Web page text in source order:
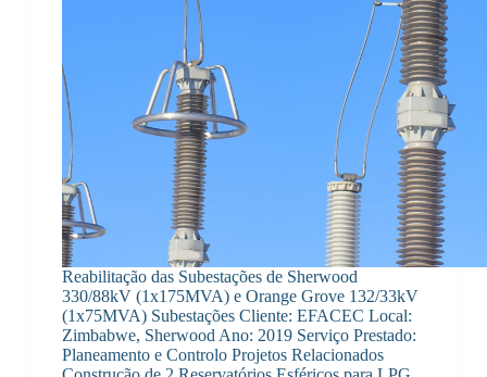
Reabilitação das Subestações de Sherwood
330/88kV (1x175MVA) e Orange Grove 132/33kV
(1x75MVA) Subestações Cliente: EFACEC Local:
Zimbabwe, Sherwood Ano: 2019 Serviço Prestado:
Planeamento e Controlo Projetos Relacionados